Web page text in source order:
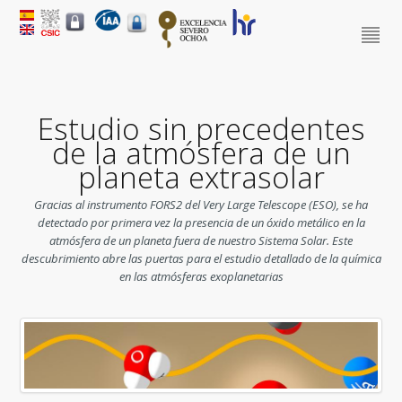
Estudio sin precedentes
de la atmósfera de un
planeta extrasolar
Gracias al instrumento FORS2 del Very Large Telescope (ESO), se ha
detectado por primera vez la presencia de un óxido metálico en la
atmósfera de un planeta fuera de nuestro Sistema Solar. Este
descubrimiento abre las puertas para el estudio detallado de la química
en las atmósferas exoplanetarias